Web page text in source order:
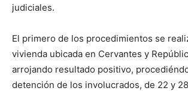
judiciales.
El primero de los procedimientos se
vivienda ubicada en Cervantes y
arrojando resultado positivo,
detención de los involucrados, de 22 y